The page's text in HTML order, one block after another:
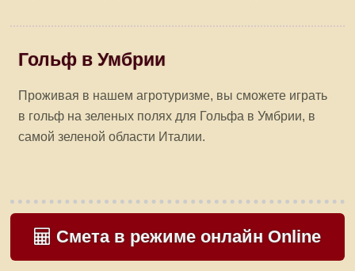
Гольф в Умбрии
Проживая в нашем агротуризме, вы сможете играть
в гольф на зеленых полях для Гольфа в Умбрии, в
самой зеленой области Италии.
Смета в режиме онлайн Online